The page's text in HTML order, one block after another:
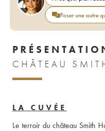
Poser une autre
CHÂTEAU
LA CUVÉE
Le terroir du château Smith